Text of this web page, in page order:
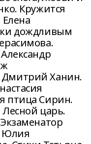
Кружится
дождливым
Ханин.
птица Сирин.
царь.
Юлия